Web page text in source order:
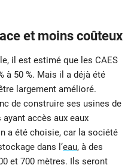
et moins coûteux
il est estimé que les CAES
à 50 %. Mais il a déjà été
largement amélioré.
de construire ses usines de
accès aux eaux
a été choisie, car la société
dans l’eau, à des
et 700 mètres. Ils seront